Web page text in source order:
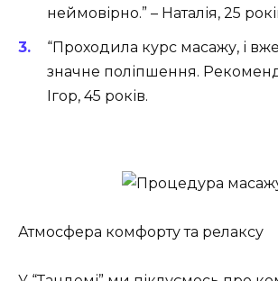
неймовірно.” – Наталія, 25
“Проходила курс масажу, і
значне поліпшення.
Ігор, 45 років.
Атмосфера комфорту та релаксу